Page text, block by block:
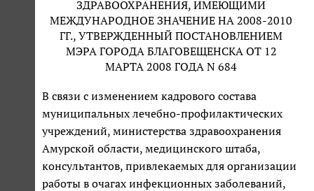
ЗДРАВООХРАНЕНИЯ, ИМЕЮЩИМИ
МЕЖДУНАРОДНОЕ ЗНАЧЕНИЕ НА 2008-2010
ГГ., УТВЕРЖДЕННЫЙ ПОСТАНОВЛЕНИЕМ
МЭРА ГОРОДА БЛАГОВЕЩЕНСКА ОТ 12
МАРТА 2008 ГОДА N 684
В связи с изменением кадрового состава
муниципальных лечебно-профилактических
учреждений, министерства здравоохранения
Амурской области, медицинского штаба,
консультантов, привлекаемых для организации
работы в очагах инфекционных заболеваний,